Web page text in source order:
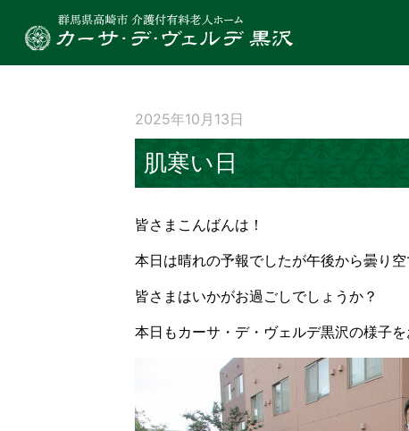
2025年10月13日
肌寒い日
皆さまこんばんは！
本日は晴れの予報でしたが午後から曇り
皆さまはいかがお過ごしでしょうか？
本日もカーサ・デ・ヴェルデ黒沢の様子